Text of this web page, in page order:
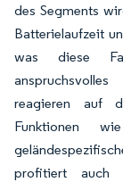
des Segments
Batterielaufzeit
was diese
reagieren auf
Funktionen
profitiert auch